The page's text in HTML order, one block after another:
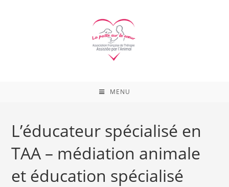
MENU
L’éducateur spécialisé en
TAA – médiation animale
et éducation spécialisé